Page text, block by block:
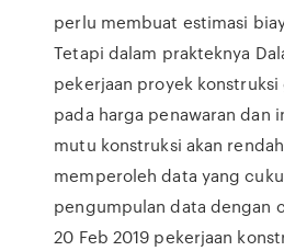
perlu membuat estimasi
Tetapi dalam prakteknya
pekerjaan proyek
pada harga penawaran dan
mutu konstruksi akan
memperoleh data yang
pengumpulan data dengan
20 Feb 2019 pekerjaan